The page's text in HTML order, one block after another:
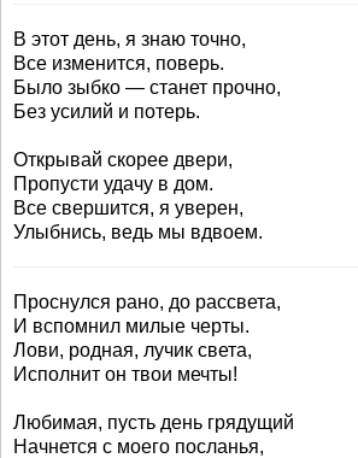
В этот день, я знаю точно,
Все изменится, поверь.
Было зыбко — станет прочно,
Без усилий и потерь.
Открывай скорее двери,
Пропусти удачу в дом.
Все свершится, я уверен,
Улыбнись, ведь мы вдвоем.
Проснулся рано, до рассвета,
И вспомнил милые черты.
Лови, родная, лучик света,
Исполнит он твои мечты!
Любимая, пусть день грядущий
Начнется с моего посланья,